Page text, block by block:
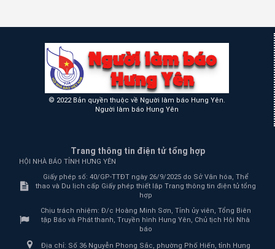
© 2022 Bản quyền thuộc về Người làm báo Hưng Yên.
Người làm báo Hưng Yên
Trang thông tin điện tử tổng hợp
HỘI NHÀ BÁO TỈNH HƯNG YÊN
Giấy phép số: 40/GP-TTĐT ngày 26/9/2025 do Sở Văn hóa, Thể
thao và Du lịch cấp Giấy phép thiết lập Trang thông tin điện tử tổng
hợp
Chịu trách nhiệm: Đ/c Hoàng Minh Sơn, Tỉnh ủy viên, Tổng Biên
tập Báo và Phát thanh, Truyền hình Hưng Yên, Chủ tịch Hội Nhà
báo
Địa chỉ: Số 36 Nguyễn Phong Sắc, phường Phố Hiến, tỉnh Hưng